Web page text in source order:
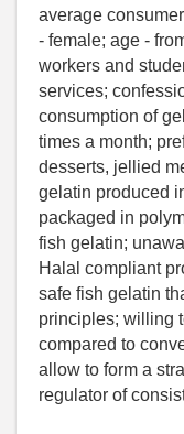
average
- female; age -
workers and
services;
consumption of
times a month;
desserts, jellied
gelatin produced
packaged in
fish gelatin;
Halal compliant
safe fish gelatin
principles; willing
compared to
allow to form a
regulator of